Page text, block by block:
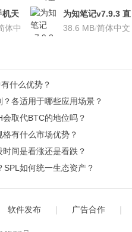
机天
体中
为知笔记v7.9.3 直
装本地VIP会员版
38.6 MB/简体中文
什么优势？
各适用于哪些应用场景？
取代BTC的地位吗？
有什么市场优势？
间是看涨还是看跌？
如何统一生态资产？
软件发布 广告合作